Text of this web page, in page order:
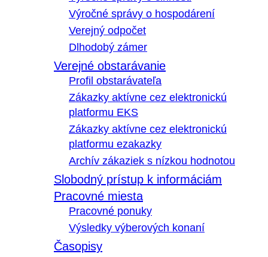
Výročné správy o hospodárení
Verejný odpočet
Dlhodobý zámer
Verejné obstarávanie
Profil obstarávateľa
Zákazky aktívne cez elektronickú
platformu EKS
Zákazky aktívne cez elektronickú
platformu ezakazky
Archív zákaziek s nízkou hodnotou
Slobodný prístup k informáciám
Pracovné miesta
Pracovné ponuky
Výsledky výberových konaní
Časopisy